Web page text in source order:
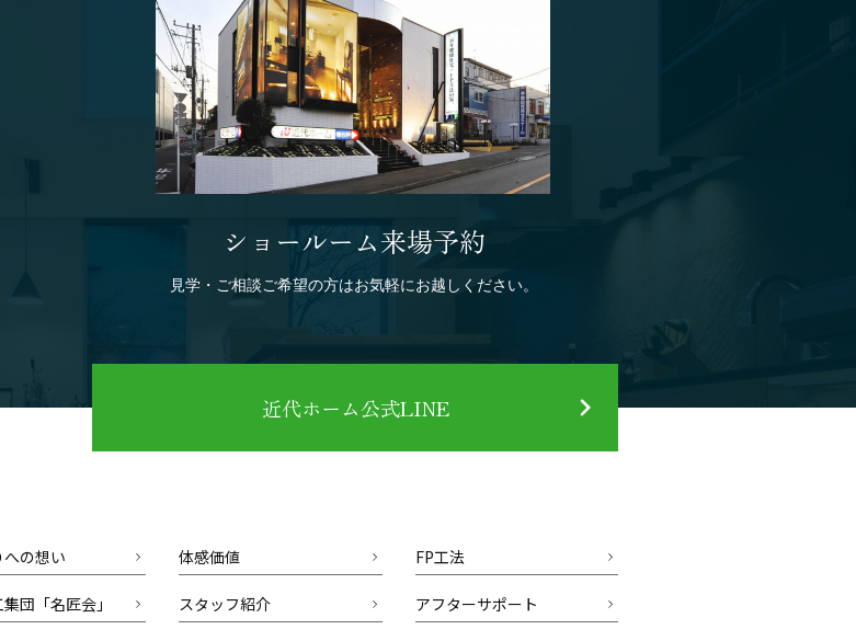
ショールーム来場予約
見学・ご相談ご希望の方はお気軽にお越しください。
近代ホーム公式LINE
の想い 体感価値 FP工法
団「名匠会」 スタッフ紹介 アフターサポート